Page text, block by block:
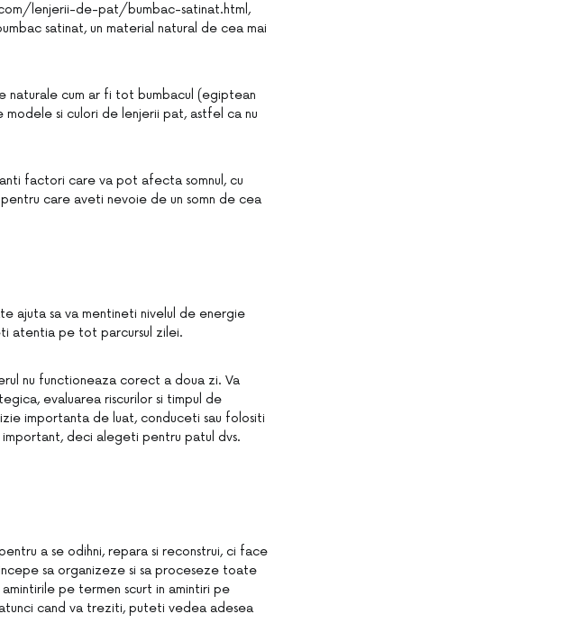
lenjerii-de-pat/bumbac-satinat.html,
satinat, un material natural de cea mai
naturale cum ar fi tot bumbacul (egiptean
modele si culori de lenjerii pat, astfel ca nu
factori care va pot afecta somnul, cu
care aveti nevoie de un somn de cea
ajuta sa va mentineti nivelul de energie
atentia pe tot parcursul zilei.
nu functioneaza corect a doua zi. Va
evaluarea riscurilor si timpul de
importanta de luat, conduceti sau folositi
deci alegeti pentru patul dvs.
a se odihni, repara si reconstrui, ci face
sa organizeze si sa proceseze toate
pe termen scurt in amintiri pe
cand va treziti, puteti vedea adesea